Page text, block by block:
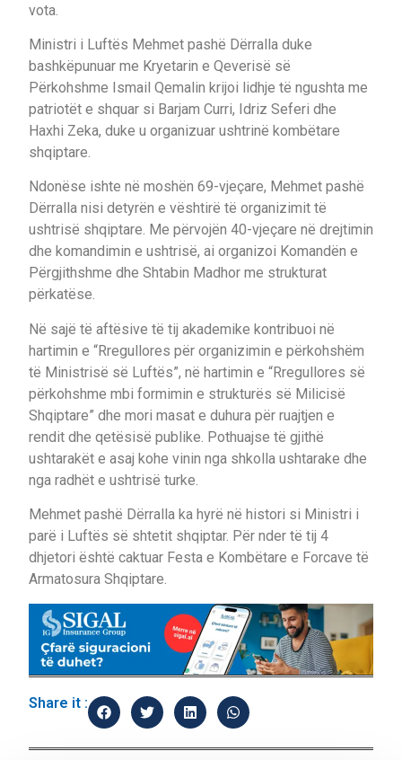
vota.
Ministri i Luftës Mehmet pashë Dërralla duke
bashkëpunuar me Kryetarin e Qeverisë së
Përkohshme Ismail Qemalin krijoi lidhje të ngushta me
patriotët e shquar si Barjam Curri, Idriz Seferi dhe
Haxhi Zeka, duke u organizuar ushtrinë kombëtare
shqiptare.
Ndonëse ishte në moshën 69-vjeçare, Mehmet pashë
Dërralla nisi detyrën e vështirë të organizimit të
ushtrisë shqiptare. Me përvojën 40-vjeçare në drejtimin
dhe komandimin e ushtrisë, ai organizoi Komandën e
Përgjithshme dhe Shtabin Madhor me strukturat
përkatëse.
Në sajë të aftësive të tij akademike kontribuoi në
hartimin e “Rregullores për organizimin e përkohshëm
të Ministrisë së Luftës”, në hartimin e “Rregullores së
përkohshme mbi formimin e strukturës së Milicisë
Shqiptare” dhe mori masat e duhura për ruajtjen e
rendit dhe qetësisë publike. Pothuajse të gjithë
ushtarakët e asaj kohe vinin nga shkolla ushtarake dhe
nga radhët e ushtrisë turke.
Mehmet pashë Dërralla ka hyrë në histori si Ministri i
parë i Luftës së shtetit shqiptar. Për nder të tij 4
dhjetori është caktuar Festa e Kombëtare e Forcave të
Armatosura Shqiptare.
Share it :